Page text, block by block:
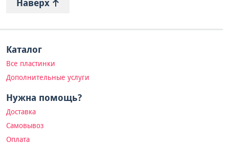
Наверх
Каталог
Все пластинки
Дополнительные услуги
Нужна помощь?
Доставка
Самовывоз
Оплата